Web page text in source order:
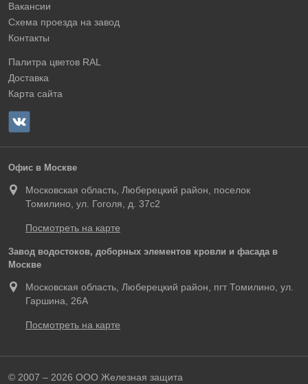
Вакансии
Схема проезда на завод
Контакты
Палитра цветов RAL
Доставка
Карта сайта
Офис в Москве
Московская область, Люберецкий район, поселок
Томилино, ул. Гоголя, д. 37с2
Посмотреть на карте
Завод водостоков, доборных элементов кровли и фасада в
Москве
Московская область, Люберецкий район, пгт Томилино, ул.
Гаршина, 26А
Посмотреть на карте
© 2007 – 2026 ООО Железная защита